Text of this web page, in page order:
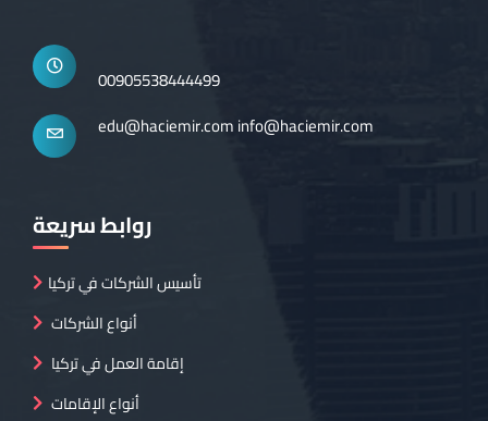
00905538444499
edu@haciemir.cominfo@haciemir.com
روابط سريعة
تأسيس الشركات في تركيا
أنواع الشركات
إقامة العمل في تركيا
أنواع الإقامات